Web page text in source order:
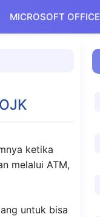
MICROSOFT OFFICE
ketika
melalui ATM,
untuk bisa